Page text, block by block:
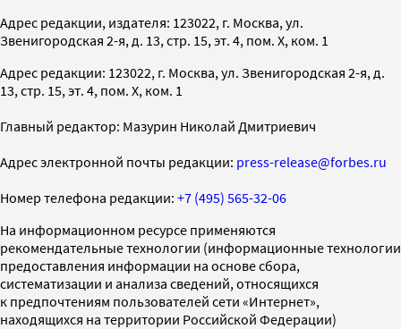
Адрес редакции, издателя: 123022, г. Москва, ул.
Звенигородская 2-я, д. 13, стр. 15, эт. 4, пом. X, ком. 1
Адрес редакции: 123022, г. Москва, ул. Звенигородская 2-я, д.
13, стр. 15, эт. 4, пом. X, ком. 1
Главный редактор: Мазурин Николай Дмитриевич
Адрес электронной почты редакции: press-release@forbes.ru
Номер телефона редакции: +7 (495) 565-32-06
На информационном ресурсе применяются
рекомендательные технологии (информационные технологии
предоставления информации на основе сбора,
систематизации и анализа сведений, относящихся
к предпочтениям пользователей сети «Интернет»,
находящихся на территории Российской Федерации)